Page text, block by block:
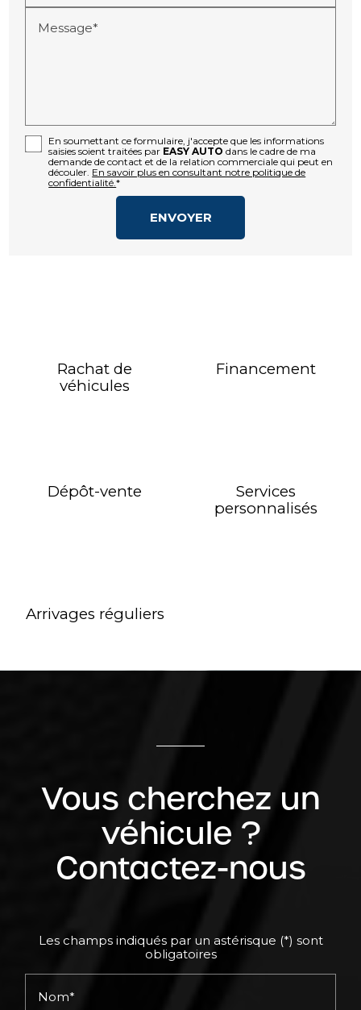
Message*
En soumettant ce formulaire, j'accepte que les informations
saisies soient traitées par EASY AUTO dans le cadre de ma
demande de contact et de la relation commerciale qui peut en
découler. En savoir plus en consultant notre politique de
confidentialité.*
Rachat de
véhicules
Financement
Dépôt-vente
Services
personnalisés
Arrivages réguliers
Vous cherchez un
véhicule ?
Contactez-nous
Les champs indiqués par un astérisque (*) sont
obligatoires
Nom*